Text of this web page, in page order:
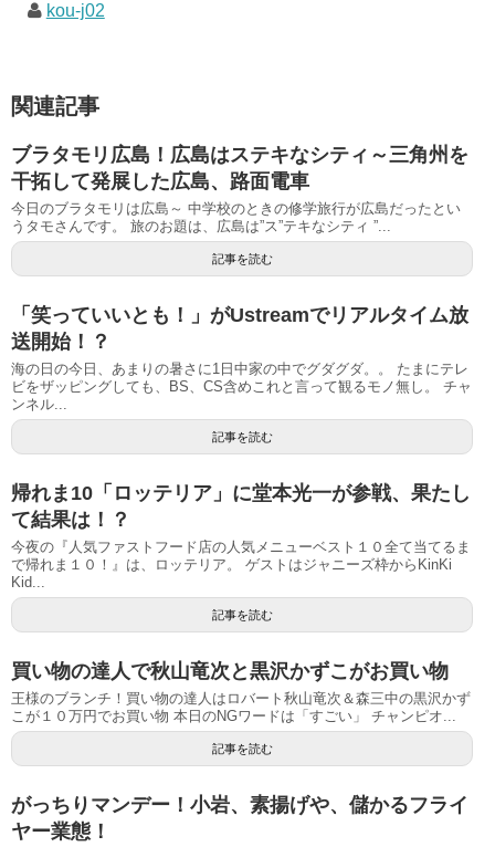
kou-j02
関連記事
ブラタモリ広島！広島はステキなシティ～三角州を
干拓して発展した広島、路面電車
今日のブラタモリは広島～ 中学校のときの修学旅行が広島だったとい
うタモさんです。 旅のお題は、広島は”ス”テキなシティ ”...
記事を読む
「笑っていいとも！」がUstreamでリアルタイム放
送開始！？
海の日の今日、あまりの暑さに1日中家の中でグダグダ。。 たまにテレ
ビをザッピングしても、BS、CS含めこれと言って観るモノ無し。 チャ
ンネル...
記事を読む
帰れま10「ロッテリア」に堂本光一が参戦、果たし
て結果は！？
今夜の『人気ファストフード店の人気メニューベスト１０全て当てるま
で帰れま１０！』は、ロッテリア。 ゲストはジャニーズ枠からKinKi
Kid...
記事を読む
買い物の達人で秋山竜次と黒沢かずこがお買い物
王様のブランチ！買い物の達人はロバート秋山竜次＆森三中の黒沢かず
こが１０万円でお買い物 本日のNGワードは「すごい」 チャンピオ...
記事を読む
がっちりマンデー！小岩、素揚げや、儲かるフライ
ヤー業態！